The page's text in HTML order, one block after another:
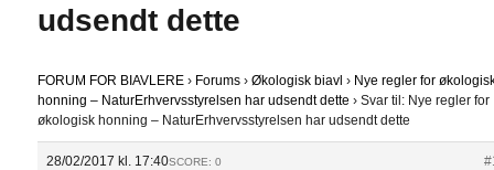
udsendt dette
FORUM FOR BIAVLERE › Forums › Økologisk biavl › Nye regler for
honning – NaturErhvervsstyrelsen har udsendt dette › Svar til: Nye regler for
økologisk honning – NaturErhvervsstyrelsen har udsendt dette
28/02/2017 kl. 17:40SCORE: 0